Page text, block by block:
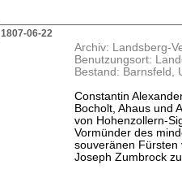
1807-06-22
Archiv: Landsberg-
Benutzungsort:
Bestand: Barnsfeld,
Constantin
Bocholt, Ahaus und
von Hohenzollern-
Vormünder des
souveränen Fürsten
Joseph Zumbrock